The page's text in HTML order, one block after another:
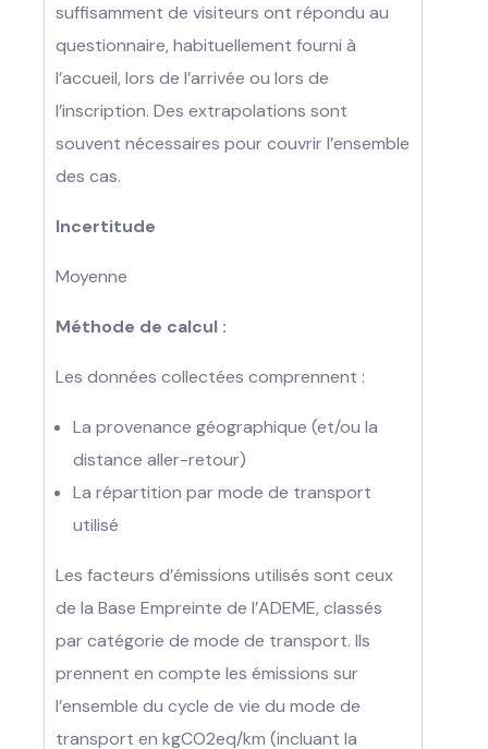
suffisamment de visiteurs ont répondu au
questionnaire, habituellement fourni à
l’accueil, lors de l’arrivée ou lors de
l’inscription. Des extrapolations sont
souvent nécessaires pour couvrir l’ensemble
des cas.
Incertitude
Moyenne
Méthode de calcul :
Les données collectées comprennent :
La provenance géographique (et/ou la
distance aller-retour)
La répartition par mode de transport
utilisé
Les facteurs d’émissions utilisés sont ceux
de la Base Empreinte de l’ADEME, classés
par catégorie de mode de transport. Ils
prennent en compte les émissions sur
l’ensemble du cycle de vie du mode de
transport en kgCO2eq/km (incluant la